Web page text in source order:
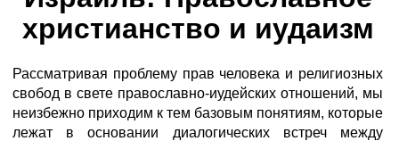
христианство и иудаизм
Рассматривая проблему прав человека и религиозных
свобод в свете православно-иудейских отношений, мы
неизбежно приходим к тем базовым понятиям, которые
лежат в основании диалогических встреч между